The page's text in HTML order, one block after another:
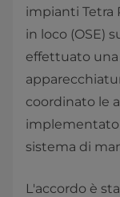
impianti Tetra
in loco (OSE)
effettuato una
coordinato le
implementato
sistema di
L'accordo è